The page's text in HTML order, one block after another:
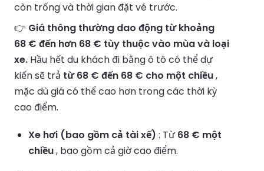
còn trống và thời gian đặt vé trước.
👉 Giá thông thường dao động từ khoảng
68 € đến hơn 68 € tùy thuộc vào mùa và loại
xe. Hầu hết du khách đi bằng ô tô có thể dự
kiến sẽ trả từ 68 € đến 68 € cho một chiều,
mặc dù giá có thể cao hơn trong các thời kỳ
cao điểm.
Xe hơi (bao gồm cả tài xế) : Từ68 € một
chiều, bao gồm cả giờ cao điểm.